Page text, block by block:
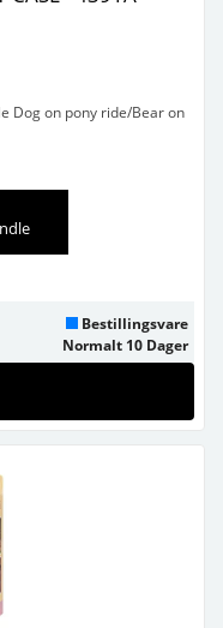
Dog on pony ride/Bear on
Bestillingsvare
Normalt 10 Dager